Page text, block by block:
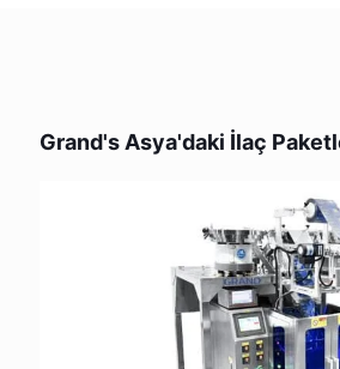
Grand's Asya'daki İlaç